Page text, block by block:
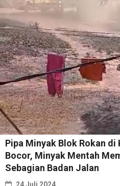
Pipa Minyak Blok Rokan di
Bocor, Minyak Mentah
Sebagian Badan Jalan